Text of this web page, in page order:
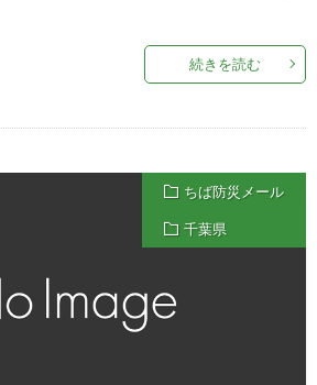
続きを読む
ちば防災メール
千葉県